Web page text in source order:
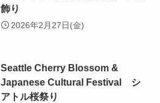
飾り
2026年2月27日(金)
Seattle Cherry Blossom &
Japanese Cultural Festival シ
アトル桜祭り